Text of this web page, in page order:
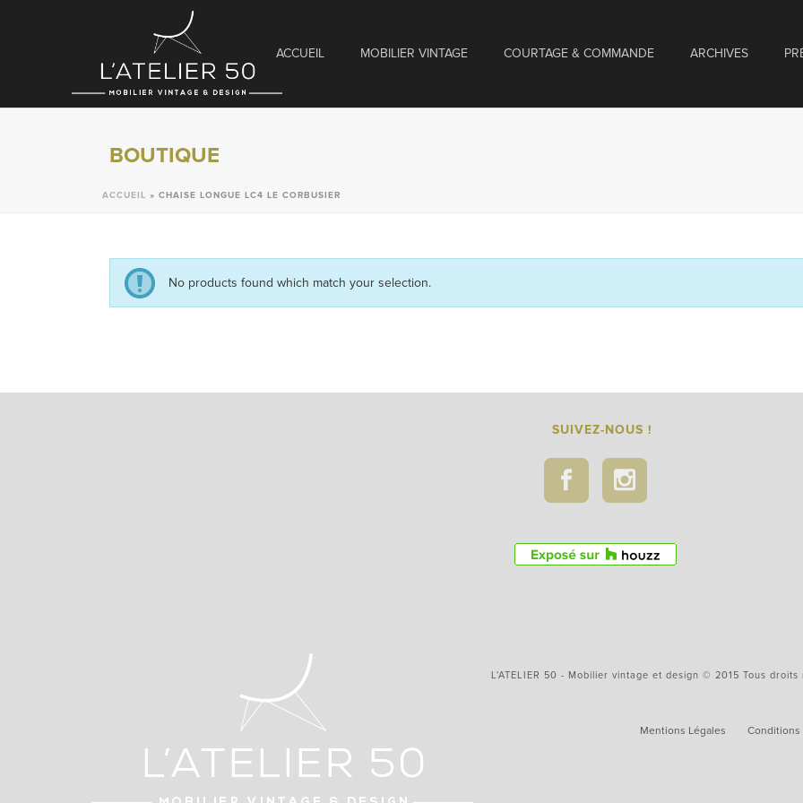
ACCUEIL MOBILIER VINTAGE COURTAGE & COMMANDE ARCHIVES
BOUTIQUE
ACCUEIL » CHAISE LONGUE LC4 LE CORBUSIER
No products found which match your selection.
SUIVEZ-NOUS !
L'ATELIER 50 - Mobilier vintage et design © 2015 Tous droits
Mentions Légales Conditions